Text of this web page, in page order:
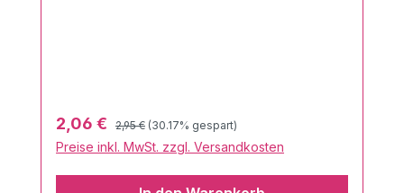
freien Lauf lassen und deinem nächsten
Nähprojekt das gewisse Etwas verleihen!
Perfekt kombinierbar mit anderen
Produkten aus dem Hause Albstoffe.Sie
Verkaufspreis:
2,06 € Regulärer Preis:
2,95 € (30.17% gespart)
Preise inkl. MwSt. zzgl. Versandkosten